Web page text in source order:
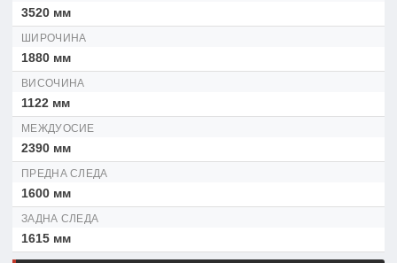
3520 мм
ШИРОЧИНА
1880 мм
ВИСОЧИНА
1122 мм
МЕЖДУОСИЕ
2390 мм
ПРЕДНА СЛЕДА
1600 мм
ЗАДНА СЛЕДА
1615 мм